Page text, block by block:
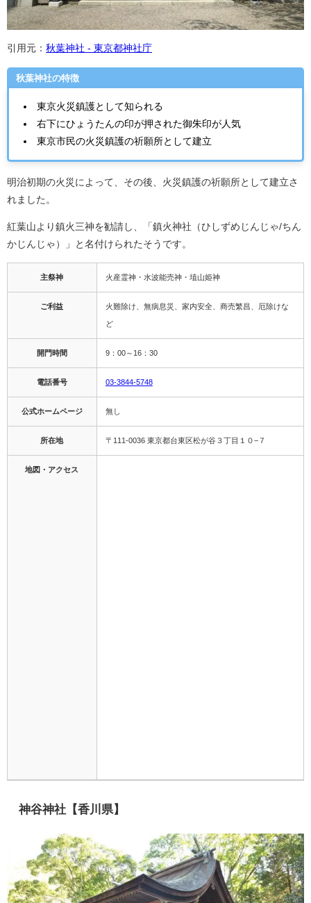
引用元： 秋葉神社 - 東京都神社庁
秋葉神社の特徴
東京火災鎮護として知られる
右下にひょうたんの印が押された御朱印が人気
東京市民の火災鎮護の祈願所として建立
明治初期の火災によって、その後、火災鎮護の祈願所として建立さ
れました。
紅葉山より鎮火三神を勧請し、「鎮火神社（ひしずめじんじゃ/ちん
かじんじゃ）」と名付けられたそうです。
主祭神 火産霊神・水波能売神・埴山姫神
ご利益 火難除け、無病息災、家内安全、商売繁昌、厄除けな
ど
開門時間 9：00～16：30
電話番号 03-3844-5748
公式ホームページ 無し
所在地 〒111-0036 東京都台東区松が谷３丁目１０−７
地図・アクセス
神谷神社【香川県】